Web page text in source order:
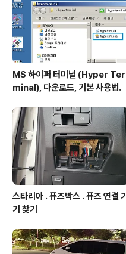
MS 하이퍼 터미널 (Hyper Ter
minal), 다운로드, 기본 사용법.
스타리아 . 퓨즈박스 . 퓨즈 연결 기
기 찾기